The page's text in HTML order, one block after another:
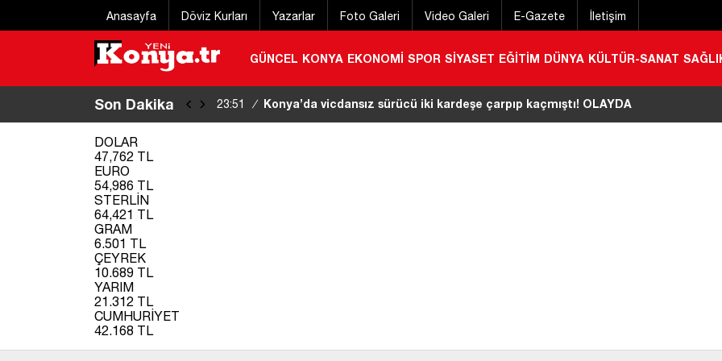
Anasayfa Döviz Kurları Yazarlar Foto Galeri Video Galeri E-Gazete İletişim
GÜNCEL KONYA EKONOMİ SPOR SİYASET EĞİTİM DÜNYA KÜLTÜR-SANAT
Son Dakika 22:48 / 6 gündür kayıp yaşlı adamın Berke Barajı’nda cansız bedeni
DOLAR
47,762 TL
EURO
54,986 TL
STERLİN
64,421 TL
GRAM
6.501 TL
ÇEYREK
10.689 TL
YARIM
21.312 TL
CUMHURİYET
42.168 TL